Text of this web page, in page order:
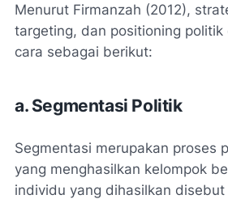
Menurut Firmanzah (2012),
targeting, dan positioning politik
cara sebagai berikut:
a. Segmentasi Politik
Segmentasi merupakan proses
yang menghasilkan kelompok
individu yang dihasilkan